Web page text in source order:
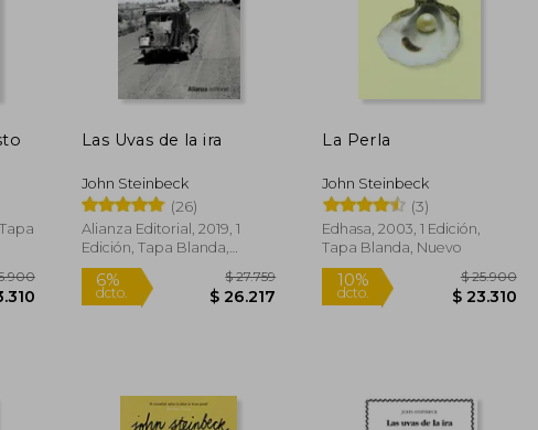
Las Uvas de la ira
John Steinbeck
(26)
Alianza Editorial, 2019, 1
Edición, Tapa Blanda,
Nuevo
6%
dcto.
$ 27.759
$ 26.217
La Perla
John Steinbeck
(3)
Edhasa, 2003, 1 Edición,
Tapa Blanda, Nuevo
10%
dcto.